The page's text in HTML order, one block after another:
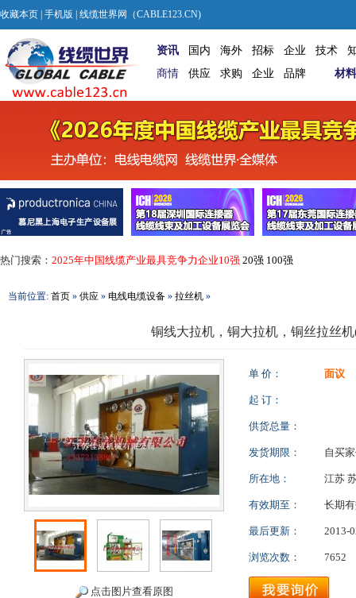
收藏本页 手机版 | 线缆世界网（CABLE123.CN)
资讯 国内 海外 招标 企业 技术
商情
供应 求购 企业 品牌 材料
热门搜索： 2025年中国线缆产业最具竞争力企业10强 20强 100强
当前位置: 首页 » 供应 » 电线电缆设备 » 拉丝机 »
铜线大拉机，铜大拉机，铜丝拉丝
点击图片查看原图
单 价： 面议
起 订：
供货总量：
发货期限： 自买
所在地： 江苏
有效期至： 长期
最后更新： 2013-
浏览次数： 7652